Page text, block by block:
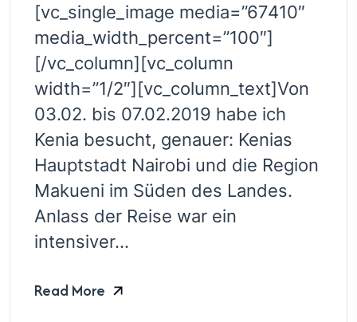
[vc_single_image media=”67410″
media_width_percent=”100″]
[/vc_column][vc_column
width=”1/2″][vc_column_text]Von
03.02. bis 07.02.2019 habe ich
Kenia besucht, genauer: Kenias
Hauptstadt Nairobi und die Region
Makueni im Süden des Landes.
Anlass der Reise war ein
intensiver...
Read More